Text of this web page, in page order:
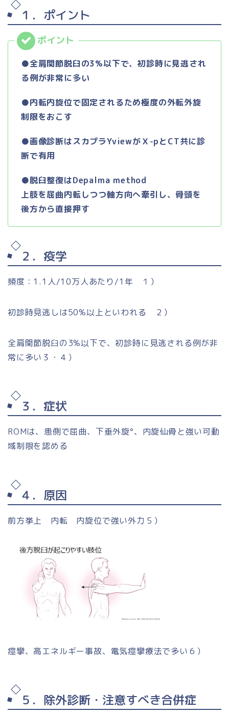
１．ポイント
●全肩関節脱臼の3%以下で、初診時に見逃され
る例が非常に多い
●内転内旋位で固定されるため極度の外転外旋
制限をおこす
●画像診断はスカプラYviewがＸ-pとCT共に診
断で有用
●脱臼整復はDepalma method
上肢を屈曲内転しつつ軸方向へ牽引し、骨頭を
後方から直接押す
２．疫学
頻度：1.1人/10万人あたり/1年 １）
初診時見逃しは50%以上といわれる ２）
全肩関節脱臼の3%以下で、初診時に見逃される例が非
常に多い３・４）
３．症状
ROMは、患側で屈曲、下垂外旋°、内旋仙骨と強い可動
域制限を認める
４．原因
前方挙上 内転 内旋位で強い外力５）
痙攣、高エネルギー事故、電気痙攣療法で多い６）
５．除外診断・注意すべき合併症